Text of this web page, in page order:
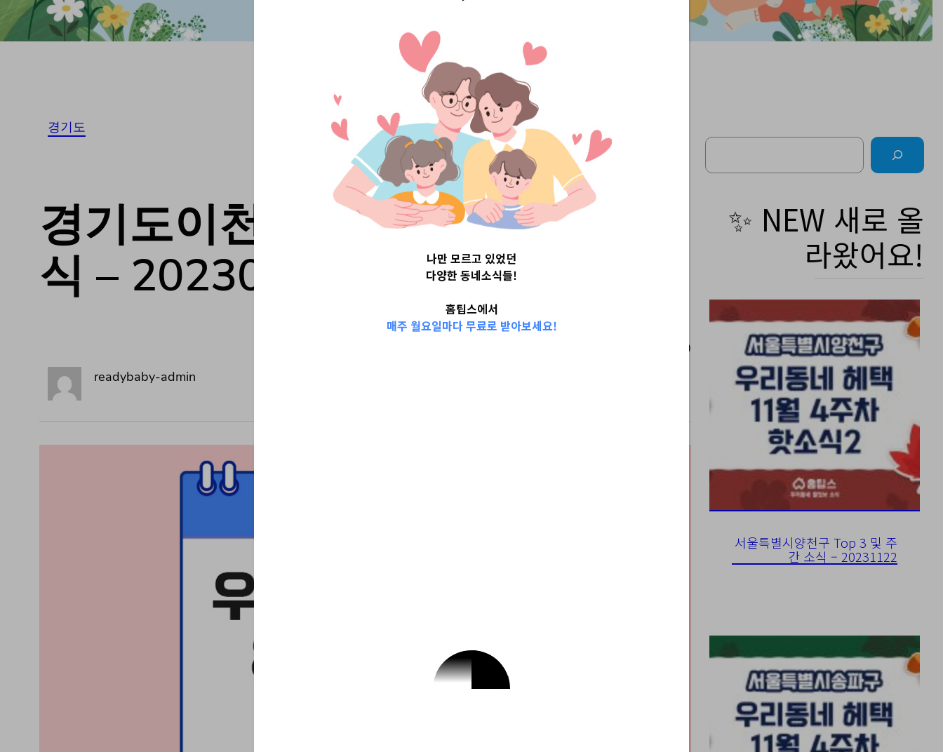
경기도
경기도이천시 Top 3 및 주간 소
식 – 20230809
2023-08-09
readybaby-admin
Search
✨ NEW 새로 올
라왔어요!
서울특별시양천구 Top 3 및 주
간 소식 – 20231122
나만 모르고 있었던
다양한 동네소식들!
홈팁스에서
매주 월요일마다 무료로 받아보세요!